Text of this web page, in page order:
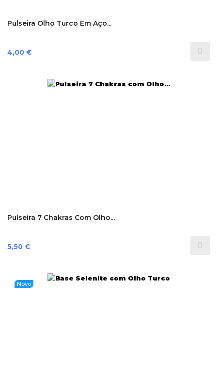
Pulseira Olho Turco Em Aço...
Preço
4,00 €
Pulseira 7 Chakras Com Olho...
Preço
5,50 €
Novo